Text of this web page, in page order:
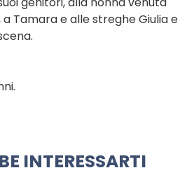
Tamara e alle streghe Giulia e
INTERESSARTI